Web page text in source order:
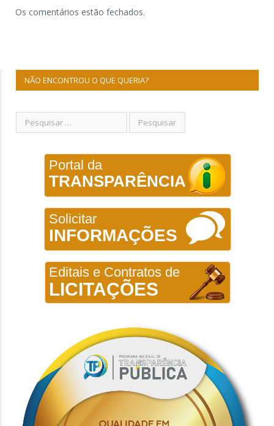
Os comentários estão fechados.
NÃO ENCONTROU O QUE QUERIA?
Portal da
TRANSPARÊNCIA
Solicitar
INFORMAÇÕES
Editais e Contratos de
LICITAÇÕES